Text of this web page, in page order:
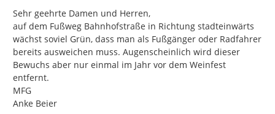
Sehr geehrte Damen und Herren,
auf dem Fußweg Bahnhofstraße in Richtung stadteinwärts
wächst soviel Grün, dass man als Fußgänger oder Radfahrer
bereits ausweichen muss. Augenscheinlich wird dieser
Bewuchs aber nur einmal im Jahr vor dem Weinfest
entfernt.
MFG
Anke Beier